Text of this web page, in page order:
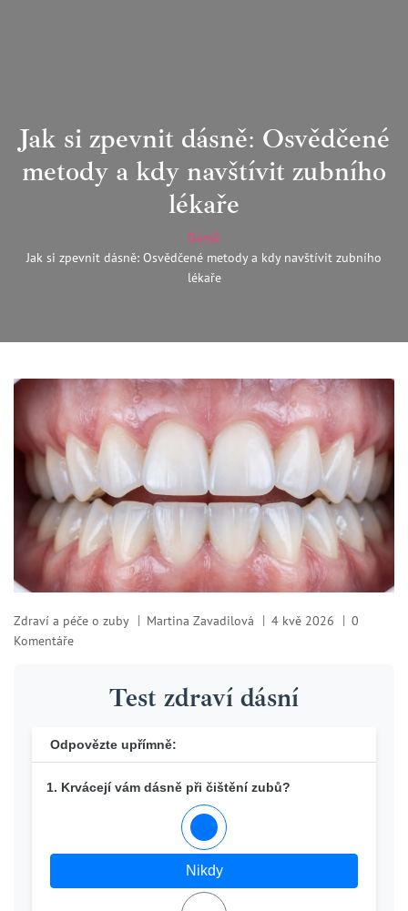
Jak si zpevnit dásně: Osvědčené
metody a kdy navštívit zubního
lékaře
Domů
Jak si zpevnit dásně: Osvědčené metody a kdy navštívit zubního
lékaře
Zdraví a péče o zuby Martina Zavadilová 4 kvě 2026
0
Komentáře
Test zdraví dásní
Odpovězte upřímně:
1. Krvácejí vám dásně při čištění zubů?
Nikdy